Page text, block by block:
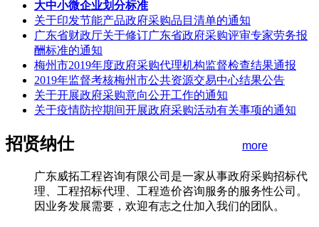
大中小微企业划分标准
关于印发节能产品政府采购品目清单的通知
广东省财政厅关于修订广东省政府采购评审专家劳务报
酬标准的通知
梅州市2019年度政府采购代理机构监督检查结果通报
2019年监督考核梅州市公共资源交易中心结果公告
关于开展政府采购意向公开工作的通知
关于疫情防控期间开展政府采购活动有关事项的通知
招贤纳仕 more
广东威拓工程咨询有限公司是一家从事政府采购招标代
理、工程招标代理、工程造价咨询服务的服务性公司。
因业务发展需要，欢迎有志之仕加入我们的团队。